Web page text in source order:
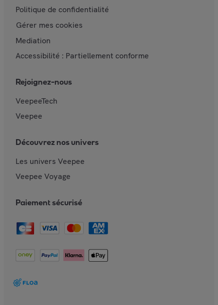
Politique de confidentialité
Gérer mes cookies
Mediation
Accessibilité : Partiellement conforme
Rejoignez-nous
VeepeeTech
Veepee
Découvrez nos univers
Les univers Veepee
Veepee Voyage
Paiement sécurisé